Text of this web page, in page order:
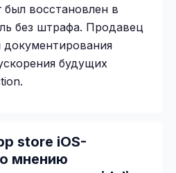
был восстановлен в
без штрафа. Продавец
будущих
store iOS-
мнению